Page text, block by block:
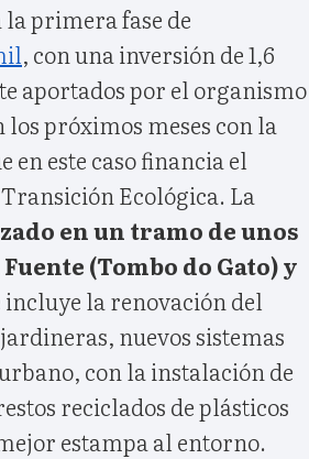
primera fase de
, con una inversión de 1,6
aportados por el organismo
próximos meses con la
este caso financia el
Ecológica. La
en un tramo de unos
(Tombo do Gato) y
incluye la renovación del
nuevos sistemas
con la instalación de
reciclados de plásticos
estampa al entorno.